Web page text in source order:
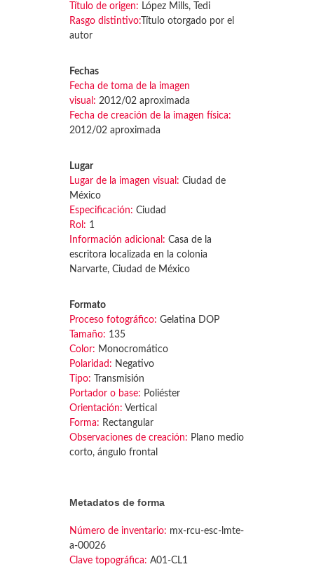
Título de origen: López Mills, Tedi
Rasgo distintivo: Título otorgado por el
autor
Fechas
Fecha de toma de la imagen
visual: 2012/02 aproximada
Fecha de creación de la imagen física:
2012/02 aproximada
Lugar
Lugar de la imagen visual: Ciudad de
México
Especificación: Ciudad
Rol: 1
Información adicional: Casa de la
escritora localizada en la colonia
Narvarte, Ciudad de México
Formato
Proceso fotográfico: Gelatina DOP
Tamaño: 135
Color: Monocromático
Polaridad: Negativo
Tipo: Transmisión
Portador o base: Poliéster
Orientación: Vertical
Forma: Rectangular
Observaciones de creación: Plano medio
corto, ángulo frontal
Metadatos de forma
Número de inventario: mx-rcu-esc-lmte-
a-00026
Clave topográfica: A01-CL1